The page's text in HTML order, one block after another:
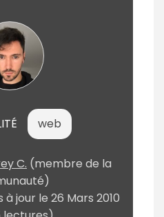
web
C. (membre de la
à jour le 26 Mars 2010